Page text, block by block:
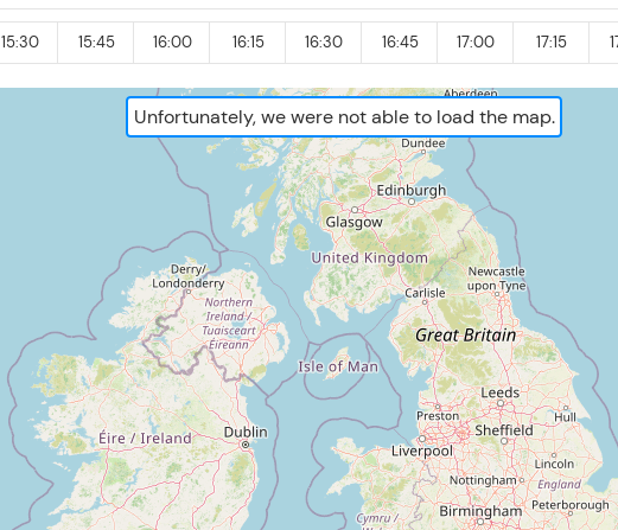
15:30 15:45 16:00 16:15 16:30 16:45 17:00 17:15
Unfortunately, we were not able to load the map.